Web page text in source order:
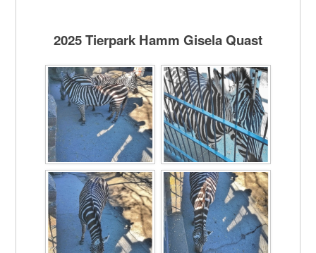
2025 Tierpark Hamm Gisela Quast